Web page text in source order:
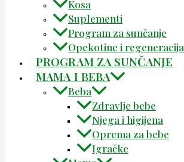
Kosa
Suplementi
Program za sunčanje
Opekotine i regeneracija
PROGRAM ZA SUNČANJE
MAMA I BEBA
Beba
Zdravlje bebe
Njega i higijena
Oprema za bebe
Igračke